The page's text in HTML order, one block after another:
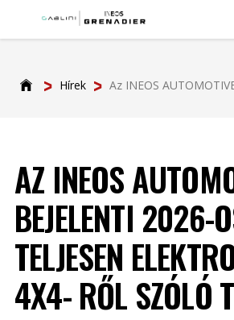
Hírek Az INEOS
AZ INEOS
BEJELENTI 2026-
TELJESEN
4X4- RŐL SZÓLÓ